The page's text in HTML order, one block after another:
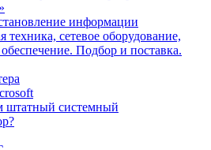
информации
техника, сетевое оборудование,
Подбор и поставка.
штатный системный